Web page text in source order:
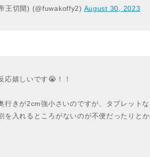
切開) (@fuwakoffy2) August 30, 2023
応嬉しいです😭！！
行きが2cm強小さいのですが、タブレット
を入れるところがないのが不便だったりと